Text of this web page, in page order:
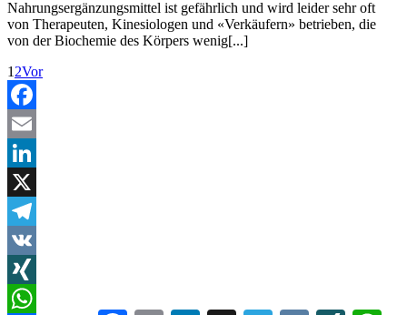
Nahrungsergänzungsmittel ist gefährlich und wird leider sehr oft
von Therapeuten, Kinesiologen und «Verkäufern» betrieben, die
von der Biochemie des Körpers wenig[...]
1 2Vor
Facebook
Email
LinkedIn
X
Telegram
VK
XING